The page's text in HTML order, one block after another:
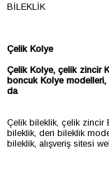
BİLEKLİK
Çelik Kolye
Çelik Kolye, çelik zincir
boncuk Kolye modelleri,
da
Çelik bileklik, çelik zincir
bileklik, deri bileklik
bileklik, alışveriş sitesi